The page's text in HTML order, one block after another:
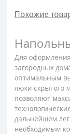
Похожие
Для
загородных
оптимальным
люки скрытого
позволяют
дальнейшем
необходимым